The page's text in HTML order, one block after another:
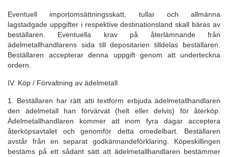
Eventuell importomsättningsskatt, tullar och allmänna
lagstadgade uppgifter i respektive destinationsland skall bäras av
beställaren. Eventuella krav på återlämnande från
ädelmetallhandlarens sida till depositarien tilldelas beställaren.
Beställaren accepterar denna uppgift genom att underteckna
ordern.
IV. Köp / Förvaltning av ädelmetall
1. Beställaren har rätt atti textform erbjuda ädelmetallhandlaren
den ädelmetall han förvärvat (helt eller delvis) för återköp.
Ädelmetallhandlaren kommer att inom fyra dagar acceptera
återköpsavtalet och genomför detta omedelbart. Beställaren
avstår från en separat godkännandeförklaring. Köpeskillingen
bestäms på ett sådant sätt att ädelmetallhandlaren bestämmer